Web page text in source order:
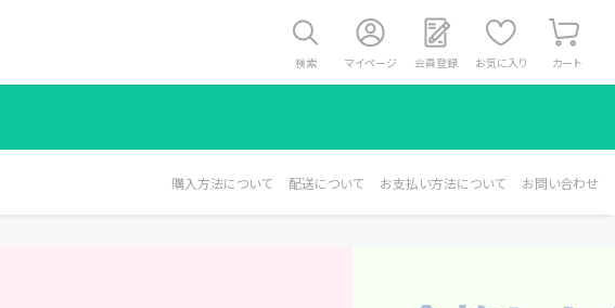
検索 マイページ 会員登録 お気に入り カート
購入方法について 配送について お支払い方法について お問い合わせ